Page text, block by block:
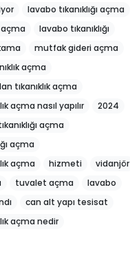
lavabo tıkanıklığı açma
lavabo tıkanıklığı
mutfak gideri açma
açma
tıkanıklık açma
açma nasıl yapılır
2024
açma
açma
açma
hizmeti
vidanjör
tuvalet açma
lavabo
can alt yapı tesisat
açma nedir